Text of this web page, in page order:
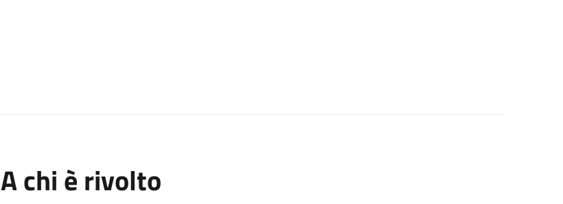
A chi è rivolto